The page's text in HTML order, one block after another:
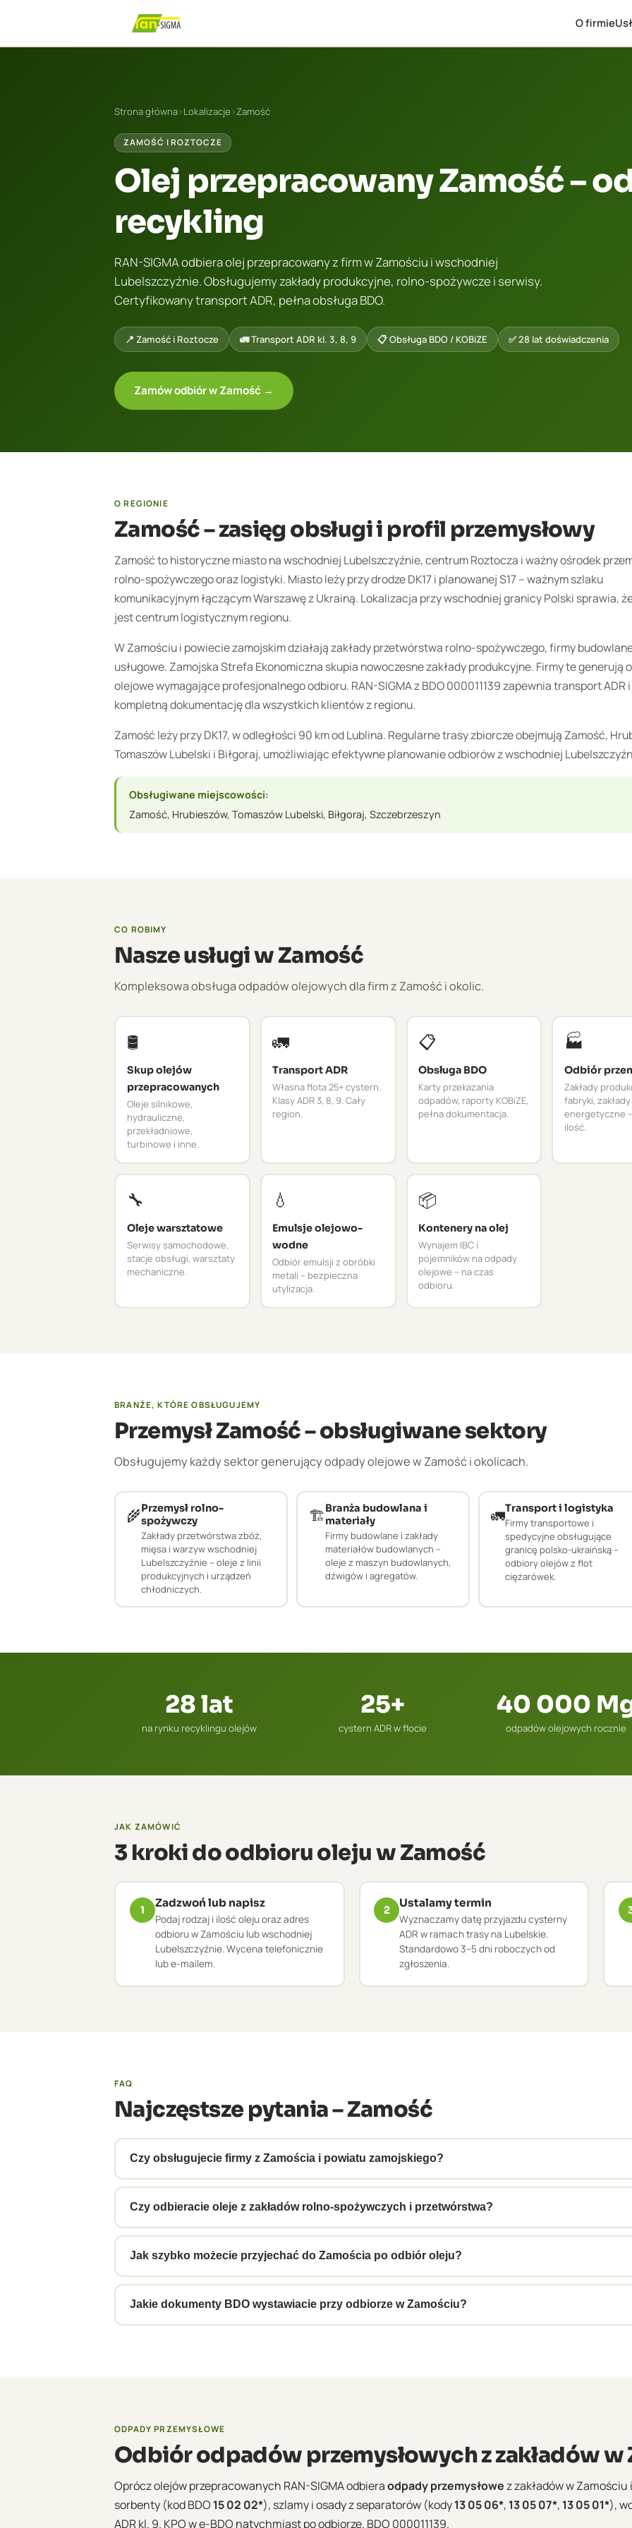
O firmie
Strona główna›Lokalizacje ›Zamość
ZAMOŚĆ I ROZTOCZE
Olej przepracowany Zamość –
recykling
RAN-SIGMA odbiera olej przepracowany z firm w Zamościu i wschodniej
Lubelszczyźnie. Obsługujemy zakłady produkcyjne, rolno-spożywcze i serwisy.
Certyfikowany transport ADR, pełna obsługa BDO.
📍 Zamość i Roztocze 🚛 Transport ADR kl. 3, 8, 9 📋 Obsługa BDO / KOBiZE ✅ 28 lat doświadczenia
Zamów odbiór w Zamość →
O REGIONIE
Zamość – zasięg obsługi i profil przemysłowy
Zamość to historyczne miasto na wschodniej Lubelszczyźnie, centrum Roztocza i ważny ośrodek
rolno-spożywczego oraz logistyki. Miasto leży przy drodze DK17 i planowanej S17 – ważnym szlaku
komunikacyjnym łączącym Warszawę z Ukrainą. Lokalizacja przy wschodniej granicy Polski sprawia,
jest centrum logistycznym regionu.
W Zamościu i powiecie zamojskim działają zakłady przetwórstwa rolno-spożywczego, firmy
usługowe. Zamojska Strefa Ekonomiczna skupia nowoczesne zakłady produkcyjne. Firmy te generują
olejowe wymagające profesjonalnego odbioru. RAN-SIGMA z BDO 000011139 zapewnia transport ADR i
kompletną dokumentację dla wszystkich klientów z regionu.
Zamość leży przy DK17, w odległości 90 km od Lublina. Regularne trasy zbiorcze obejmują Zamość,
Tomaszów Lubelski i Biłgoraj, umożliwiając efektywne planowanie odbiorów z wschodniej
Obsługiwane miejscowości:
Zamość, Hrubieszów, Tomaszów Lubelski, Biłgoraj, Szczebrzeszyn
CO ROBIMY
Nasze usługi w Zamość
Kompleksowa obsługa odpadów olejowych dla firm z Zamość i okolic.
🛢️
Skup olejów
przepracowanych
Oleje silnikowe,
hydrauliczne,
przekładniowe,
turbinowe i inne.
🚛
Transport ADR
Własna flota 25+ cystern.
Klasy ADR 3, 8, 9. Cały
region.
📋
Obsługa BDO
Karty przekazania
odpadów, raporty KOBiZE,
pełna dokumentacja.
🏭
Odbiór
Zakłady
fabryki, zakłady
energetyczne
ilość.
🔧
Oleje warsztatowe
Serwisy samochodowe,
stacje obsługi, warsztaty
mechaniczne.
💧
Emulsje olejowo-
wodne
Odbiór emulsji z obróbki
metali – bezpieczna
utylizacja.
📦
Kontenery na olej
Wynajem IBC i
pojemników na odpady
olejowe – na czas
odbioru.
BRANŻE, KTÓRE OBSŁUGUJEMY
Przemysł Zamość – obsługiwane sektory
Obsługujemy każdy sektor generujący odpady olejowe w Zamość i okolicach.
🌾Przemysł rolno-
spożywczy
Zakłady przetwórstwa zbóż,
mięsa i warzyw wschodniej
Lubelszczyźnie – oleje z linii
produkcyjnych i urządzeń
chłodniczych.
🏗️Branża budowlana i
materiały
Firmy budowlane i zakłady
materiałów budowlanych –
oleje z maszyn budowlanych,
dźwigów i agregatów.
🚛Transport i logistyka
Firmy transportowe i
spedycyjne obsługujące
granicę polsko-ukraińską –
odbiory olejów z flot
ciężarówek.
28 lat
na rynku recyklingu olejów
25+
cystern ADR w flocie
40 000
odpadów olejowych rocznie
JAK ZAMÓWIĆ
3 kroki do odbioru oleju w Zamość
1
Zadzwoń lub napisz
Podaj rodzaj i ilość oleju oraz adres
odbioru w Zamościu lub wschodniej
Lubelszczyźnie. Wycena telefonicznie
lub e-mailem.
2
Ustalamy termin
Wyznaczamy datę przyjazdu cysterny
ADR w ramach trasy na Lubelskie.
Standardowo 3–5 dni roboczych od
zgłoszenia.
FAQ
Najczęstsze pytania – Zamość
Czy obsługujecie firmy z Zamościa i powiatu zamojskiego?
Tak, obsługujemy Zamość i wschodnia Lubelszczyzna – Hrubieszów, Tomaszów Lubelski, Biłgoraj i
pozwala na regularne odbiory z wielu zakładów.
Czy odbieracie oleje z zakładów rolno-spożywczych i przetwórstwa?
Tak, odbieramy oleje maszynowe z zakładów rolno-spożywczych, piekarni, zakładów mięsnych i
przy każdym odbiorze.
Jak szybko możecie przyjechać do Zamościa po odbiór oleju?
Standardowo 3–5 dni roboczych od zgłoszenia. Zamość jest punktem regularnych tras do
planujemy harmonogram cyklicznych odbiorów.
Jakie dokumenty BDO wystawiacie przy odbiorze w Zamościu?
ODPADY PRZEMYSŁOWE
Odbiór odpadów przemysłowych z zakładów w
Oprócz olejów przepracowanych RAN-SIGMA odbieraodpady przemysłowez zakładów w
sorbenty (kod BDO 15 02 02*), szlamy i osady z separatorów (kody13 05 06*, 13 05 07*, 13 05 01*),
ADR kl. 9. KPO w e-BDO natychmiast po odbiorze. BDO 000011139.